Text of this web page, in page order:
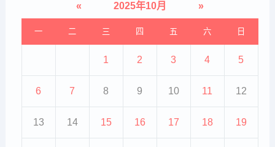
« 2025年10月 »
一 二 三 四 五 六 日
1 2 3 4 5
6 7 8 9 10 11 12
13 14 15 16 17 18 19